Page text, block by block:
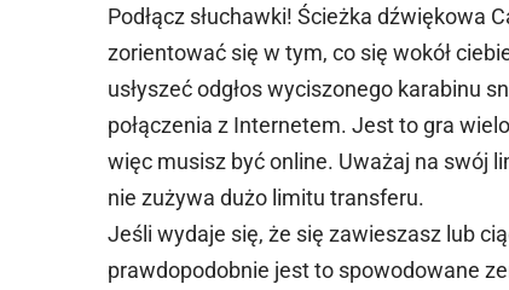
Podłącz słuchawki! Ścieżka dźwiękowa
zorientować się w tym, co się wokół
usłyszeć odgłos wyciszonego karabinu
połączenia z Internetem. Jest to gra
więc musisz być online. Uważaj na swój
nie zużywa dużo limitu transferu.
Jeśli wydaje się, że się zawieszasz lub
prawdopodobnie jest to spowodowane